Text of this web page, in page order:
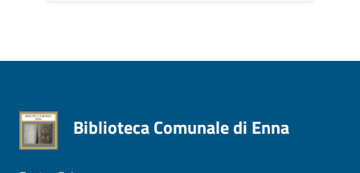
Biblioteca Comunale di Enna